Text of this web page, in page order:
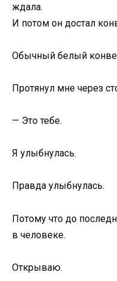
ждала.
И потом он достал
Обычный белый
Протянул мне через
— Это тебе.
Я улыбнулась.
Правда улыбнулась.
Потому что до
в человеке.
Открываю.